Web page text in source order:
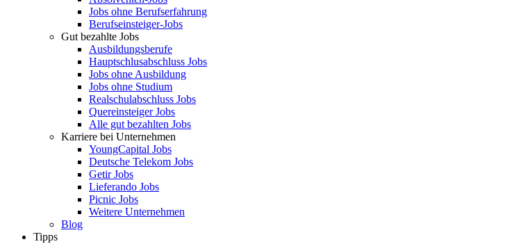
Jobs ohne Berufserfahrung
Berufseinsteiger-Jobs
Gut bezahlte Jobs
Ausbildungsberufe
Hauptschlusabschluss Jobs
Jobs ohne Ausbildung
Jobs ohne Studium
Realschulabschluss Jobs
Quereinsteiger Jobs
Alle gut bezahlten Jobs
Karriere bei Unternehmen
YoungCapital Jobs
Deutsche Telekom Jobs
Getir Jobs
Lieferando Jobs
Picnic Jobs
Weitere Unternehmen
Blog
Tipps